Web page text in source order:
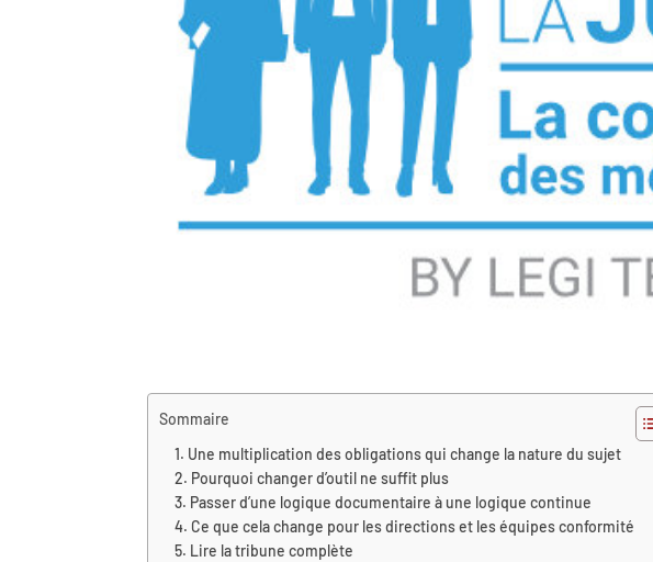
Sommaire
Une multiplication des obligations qui change la nature du sujet
Pourquoi changer d’outil ne suffit plus
Passer d’une logique documentaire à une logique continue
Ce que cela change pour les directions et les équipes conformité
Lire la tribune complète